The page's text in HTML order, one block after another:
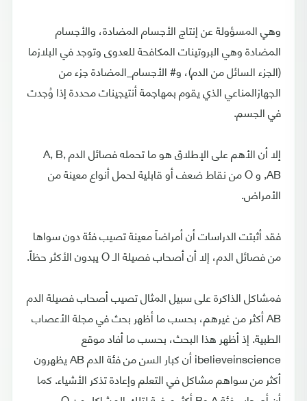
وهي المسؤولة عن إنتاج الأجسام المضادة، والأجسام
المضادة وهي البروتينات المكافحة للعدوى وتوجد في البلازما
(الجزء السائل من الدم)، و# الأجسام_المضادة جزء من
الجهازالمناعي الذي يقوم بمهاجمة أنتيجينات محددة إذا وُجدت
في الجسم.
إلا أن الأهم على الإطلاق هو ما تحمله فصائل الدم A, B,
AB, و O من نقاط ضعف أو قابلية لحمل أنواع معينة من
الأمراض.
فقد أثبتت الدراسات أن أمراضاً معينة تصيب فئة دون سواها
من فصائل الدم، إلا أن أصحاب فصيلة الـ O يبدون الأكثر حظاً.
فمشاكل الذاكرة على سبيل المثال تصيب أصحاب فصيلة الدم
AB أكثر من غيرهم، بحسب ما أظهر بحث في مجلة الأعصاب
الطبية. إذ أظهر هذا البحث، بحسب ما أفاد موقع
ibelieveinscience أن كبار السن من فئة الدم AB يظهرون
أكثر من سواهم مشاكل في التعلم وإعادة تذكر الأشياء. كما